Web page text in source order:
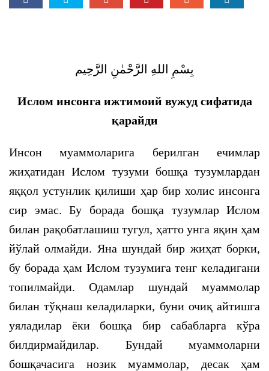
بِسْمِ اللهِ الرَّحْمٰنِ الرَّحِيم
Ислом инсонга ижтимоий вужуд сифатида
қарайди
Инсон муаммоларига берилган ечимлар
жиҳатидан Ислом тузуми бошқа тузумлардан
яққол устунлик қилиши ҳар бир холис инсонга
сир эмас. Бу борада бошқа тузумлар Ислом
билан рақобатлашиш тугул, ҳатто унга яқин ҳам
йўлай олмайди. Яна шундай бир жиҳат борки,
бу борада ҳам Ислом тузумига тенг келадигани
топилмайди. Одамлар шундай муаммолар
билан тўқнаш келадиларки, буни очиқ айтишга
уяладилар ёки бошқа бир сабабларга кўра
билдирмайдилар. Бундай муаммоларни
бошқачасига нозик муаммолар, десак ҳам